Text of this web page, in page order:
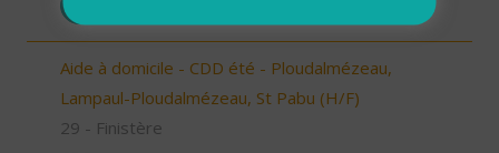
Aide à domicile - CDD été - Ploudalmézeau,
Lampaul-Ploudalmézeau, St Pabu (H/F)
29 - Finistère